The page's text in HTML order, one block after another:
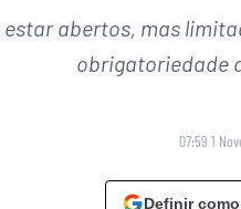
estar abertos, mas
obrigatoriedade
07:59 1
Definir